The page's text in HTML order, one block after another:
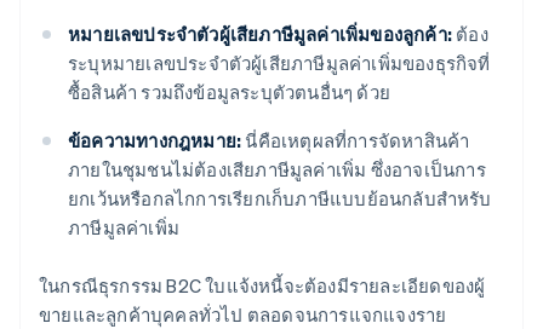
หมายเลขประจำตัวผู้เสียภาษีมูลค่าเพิ่มของลูกค้า: ต้อง
ระบุหมายเลขประจำตัวผู้เสียภาษีมูลค่าเพิ่มของธุรกิจที่
ซื้อสินค้า รวมถึงข้อมูลระบุตัวตนอื่นๆ ด้วย
ข้อความทางกฎหมาย: นี่คือเหตุผลที่การจัดหาสินค้า
ภายในชุมชนไม่ต้องเสียภาษีมูลค่าเพิ่ม ซึ่งอาจเป็นการ
ยกเว้นหรือกลไกการเรียกเก็บภาษีแบบย้อนกลับสำหรับ
ภาษีมูลค่าเพิ่ม
ในกรณีธุรกรรม B2C ใบแจ้งหนี้จะต้องมีรายละเอียดของผู้
ขายและลูกค้าบุคคลทั่วไป ตลอดจนการแจกแจงราย